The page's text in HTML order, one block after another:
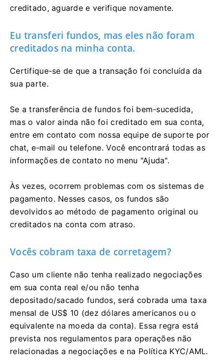
creditado, aguarde e verifique novamente.
Eu transferi fundos, mas eles não foram
creditados na minha conta.
Certifique-se de que a transação foi concluída da
sua parte.
Se a transferência de fundos foi bem-sucedida,
mas o valor ainda não foi creditado em sua conta,
entre em contato com nossa equipe de suporte por
chat, e-mail ou telefone. Você encontrará todas as
informações de contato no menu "Ajuda".
Às vezes, ocorrem problemas com os sistemas de
pagamento. Nesses casos, os fundos são
devolvidos ao método de pagamento original ou
creditados na conta com atraso.
Vocês cobram taxa de corretagem?
Caso um cliente não tenha realizado negociações
em sua conta real e/ou não tenha
depositado/sacado fundos, será cobrada uma taxa
mensal de US$ 10 (dez dólares americanos ou o
equivalente na moeda da conta). Essa regra está
prevista nos regulamentos para operações não
relacionadas a negociações e na Política KYC/AML.